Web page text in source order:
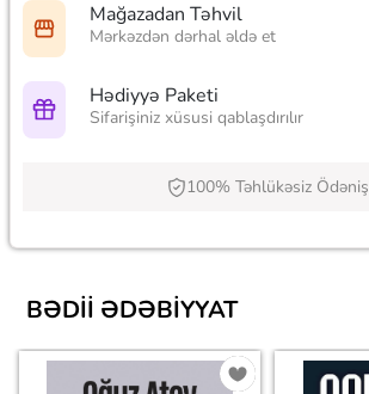
Mağazadan Təhvil
Mərkəzdən dərhal əldə et
Hədiyyə Paketi
Sifarişiniz xüsusi qablaşdırılır
100% Təhlükəsiz Ödəniş
BƏDII ƏDƏBIYYAT